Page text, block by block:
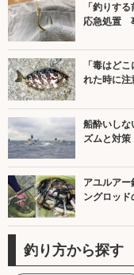
「釣りす
応急処置
「毒はど
れた時に注
船酔いし
ズムと対策
アユルアー
ングロッド
釣り方から探す